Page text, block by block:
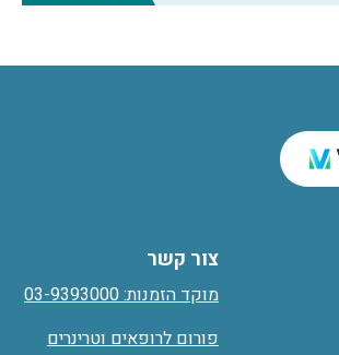
צור קשר
מוקד הזמנות: 03-9393000
פורום לרופאים וטרינרים